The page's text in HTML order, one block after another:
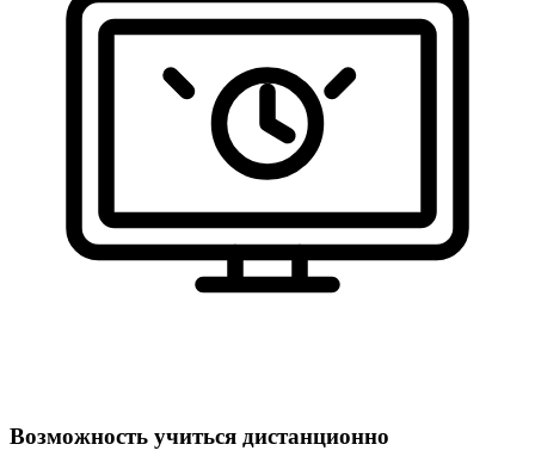
Возможность учиться дистанционно